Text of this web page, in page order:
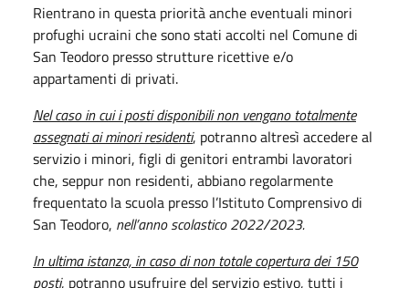
Rientrano in questa priorità anche eventuali minori
profughi ucraini che sono stati accolti nel Comune di
San Teodoro presso strutture ricettive e/o
appartamenti di privati.
Nel caso in cui i posti disponibili non vengano totalmente
assegnati ai minori residenti, potranno altresì accedere al
servizio i minori, figli di genitori entrambi lavoratori
che, seppur non residenti, abbiano regolarmente
frequentato la scuola presso l’Istituto Comprensivo di
San Teodoro, nell’anno scolastico 2022/2023.
In ultima istanza, in caso di non totale copertura dei 150
posti, potranno usufruire del servizio estivo, tutti i